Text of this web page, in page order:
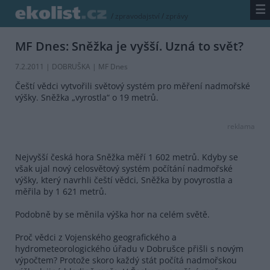
/ zpravodajství / zprávy ☰
MF Dnes: Sněžka je vyšší. Uzná to svět?
7.2.2011 | DOBRUŠKA | MF Dnes
Čeští vědci vytvořili světový systém pro měření nadmořské
výšky. Sněžka „vyrostla“ o 19 metrů.
reklama
Nejvyšší česká hora Sněžka měří 1 602 metrů. Kdyby se
však ujal nový celosvětový systém počítání nadmořské
výšky, který navrhli čeští vědci, Sněžka by povyrostla a
měřila by 1 621 metrů.
Podobně by se měnila výška hor na celém světě.
Proč vědci z Vojenského geografického a
hydrometeorologického úřadu v Dobrušce přišli s novým
výpočtem? Protože skoro každý stát počítá nadmořskou